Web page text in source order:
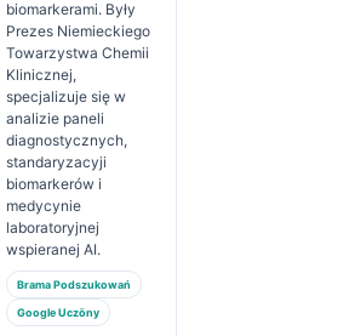
biomarkerami. Były
Prezes Niemieckiego
Towarzystwa Chemii
Klinicznej,
specjalizuje się w
analizie paneli
diagnostycznych,
standaryzacyji
biomarkerów i
medycynie
laboratoryjnej
wspieranej AI.
Brama Podszukowań
Google Uczōny